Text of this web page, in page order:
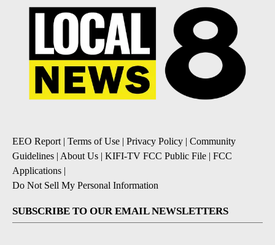
EEO Report | Terms of Use | Privacy Policy | Community
Guidelines | About Us | KIFI-TV FCC Public File | FCC
Applications |
Do Not Sell My Personal Information
SUBSCRIBE TO OUR EMAIL NEWSLETTERS